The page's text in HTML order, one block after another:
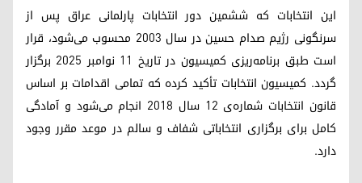
این انتخابات که ششمین دور انتخابات پارلمانی عراق پس از
سرنگونی رژیم صدام حسین در سال ۲۰۰۳ محسوب می‌شود، قرار
است طبق برنامه‌ریزی کمیسیون در تاریخ ۱۱ نوامبر ۲۰۲۵ برگزار
گردد. کمیسیون انتخابات تأکید کرده که تمامی اقدامات بر اساس
قانون انتخابات شماره‌ی ۱۲ سال ۲۰۱۸ انجام می‌شود و آمادگی
کامل برای برگزاری انتخاباتی شفاف و سالم در موعد مقرر وجود
دارد.